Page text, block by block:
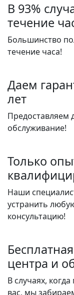
В 93%
течение
Большинство
течение часа!
Даем
лет
Предоставляем
обслуживание!
Только
Наши
устранить
консультацию!
центра и
В случаях,
вас, мы